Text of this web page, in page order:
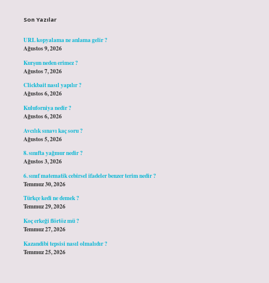
Son Yazılar
URL kopyalama ne anlama gelir ?
Ağustos 9, 2026
Kurşun neden erimez ?
Ağustos 7, 2026
Clickbait nasıl yapılır ?
Ağustos 6, 2026
Kuluforniya nedir ?
Ağustos 6, 2026
Avcılık sınavı kaç soru ?
Ağustos 5, 2026
8. sınıfta yağmur nedir ?
Ağustos 3, 2026
6. sınıf matematik cebirsel ifadeler benzer terim nedir ?
Temmuz 30, 2026
Türkçe kedi ne demek ?
Temmuz 29, 2026
Koç erkeği flörtöz mü ?
Temmuz 27, 2026
Kazandibi tepsisi nasıl olmalıdır ?
Temmuz 25, 2026